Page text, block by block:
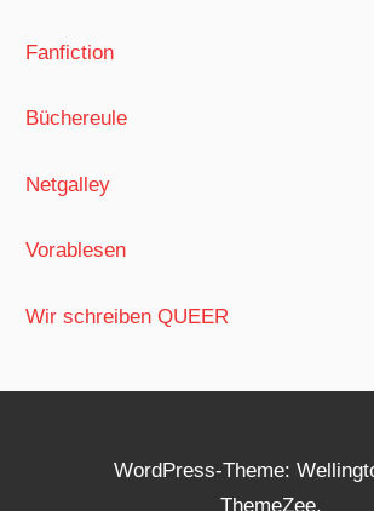
Fanfiction
Büchereule
Netgalley
Vorablesen
Wir schreiben QUEER
WordPress-Theme:
ThemeZee.